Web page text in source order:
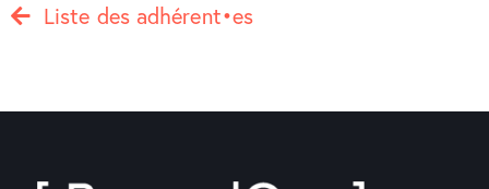
Liste des adhérent•es